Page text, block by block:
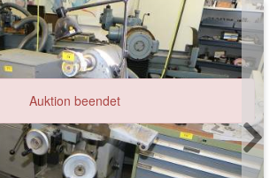
Auktion beendet